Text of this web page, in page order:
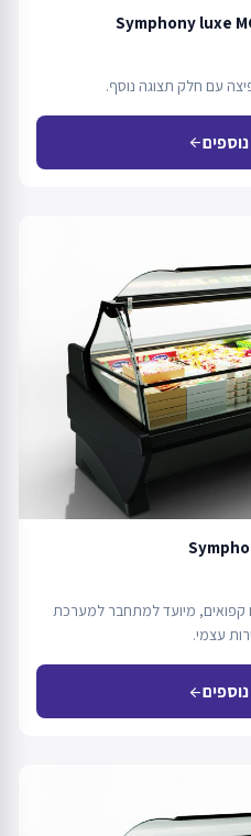
Symphony luxe
עם חלק תצוגה נוסף.
arrow_back
קפואים, מיועד למתחבר למערכת
עצמי.
arrow_back